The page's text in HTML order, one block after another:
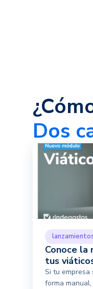
Dos
Conoce la
tus
Si tu empresa
forma